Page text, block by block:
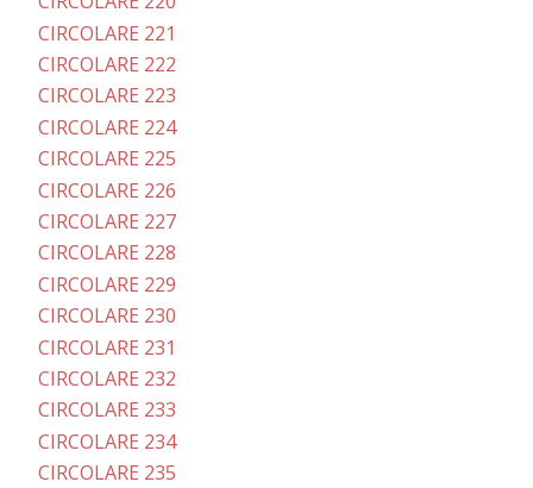
CIRCOLARE 221
CIRCOLARE 222
CIRCOLARE 223
CIRCOLARE 224
CIRCOLARE 225
CIRCOLARE 226
CIRCOLARE 227
CIRCOLARE 228
CIRCOLARE 229
CIRCOLARE 230
CIRCOLARE 231
CIRCOLARE 232
CIRCOLARE 233
CIRCOLARE 234
CIRCOLARE 235